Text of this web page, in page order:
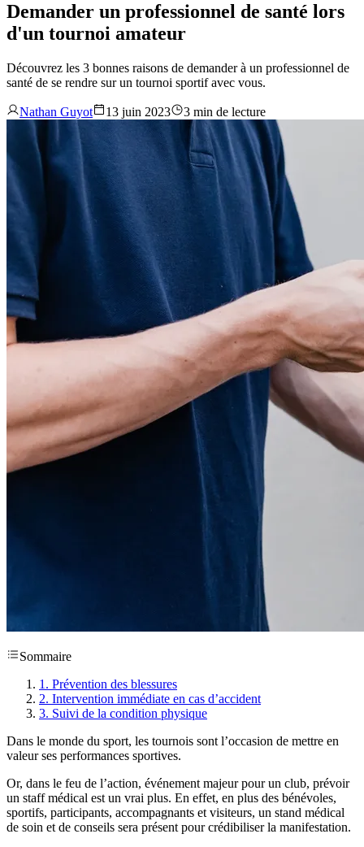
Demander un professionnel de santé lors
d'un tournoi amateur
Découvrez les 3 bonnes raisons de demander à un professionnel de
santé de se rendre sur un tournoi sportif avec vous.
Nathan Guyot 13 juin 2023 3 min de lecture
Sommaire
1. Prévention des blessures
2. Intervention immédiate en cas d’accident
3. Suivi de la condition physique
Dans le monde du sport, les tournois sont l’occasion de mettre en
valeur ses performances sportives.
Or, dans le feu de l’action, événement majeur pour un club, prévoir
un staff médical est un vrai plus. En effet, en plus des bénévoles,
sportifs, participants, accompagnants et visiteurs, un stand médical
de soin et de conseils sera présent pour crédibiliser la manifestation.